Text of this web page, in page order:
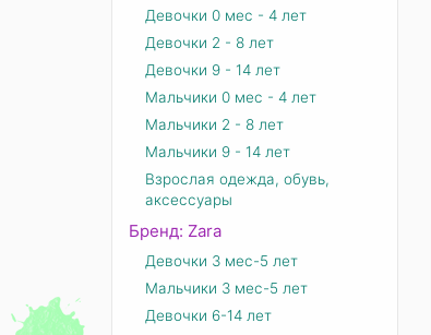
Девочки 0 мес - 4 лет
Девочки 2 - 8 лет
Девочки 9 - 14 лет
Мальчики 0 мес - 4 лет
Мальчики 2 - 8 лет
Мальчики 9 - 14 лет
Взрослая одежда, обувь,
аксессуары
Бренд: Zara
Девочки 3 мес-5 лет
Мальчики 3 мес-5 лет
Девочки 6-14 лет